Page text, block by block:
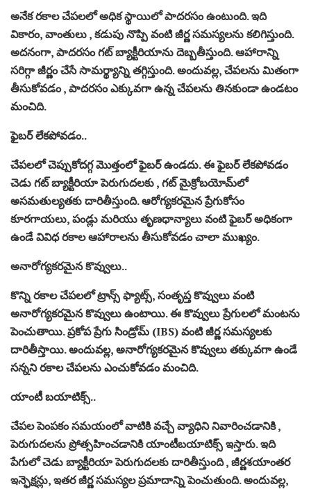
అనేక రకాల చేపలలో అధిక స్థాయిలో పాదరసం ఉంటుంది. ఇది
వికారం, వాంతులు , కడుపు నొప్పి వంటి జీర్ణ సమస్యలను కలిగిస్తుంది.
అదనంగా, పాదరసం గట్ బ్యాక్టీరియాను దెబ్బతీస్తుంది. ఆహారాన్ని
సరిగ్గా జీర్ణం చేసే సామర్థ్యాన్ని తగ్గిస్తుంది. అందువల్ల, చేపలను మితంగా
తీసుకోవడం , పాదరసం ఎక్కువగా ఉన్న చేపలను తినకుండా ఉండటం
మంచిది.
ఫైబర్ లేకపోవడం..
చేపలలో చెప్పుకోదగ్గ మొత్తంలో ఫైబర్ ఉండదు. ఈ ఫైబర్ లేకపోవడం
చెడు గట్ బ్యాక్టీరియా పెరుగుదలకు , గట్ మైక్రోబయోమ్‌లో
అసమతుల్యతకు దారితీస్తుంది. ఆరోగ్యకరమైన ప్రేగుకోసం
కూరగాయలు, పండ్లు మరియు తృణధాన్యాలు వంటి ఫైబర్ అధికంగా
ఉండే వివిధ రకాల ఆహారాలను తీసుకోవడం చాలా ముఖ్యం.
అనారోగ్యకరమైన కొవ్వులు..
కొన్ని రకాల చేపలలో ట్రాన్స్ ఫ్యాట్స్, సంతృప్త కొవ్వులు వంటి
అనారోగ్యకరమైన కొవ్వులు ఉంటాయి. ఈ కొవ్వులు ప్రేగులలో మంటను
పెంచుతాయి. ప్రకోప ప్రేగు సిండ్రోమ్ (IBS) వంటి జీర్ణ సమస్యలకు
దారితీస్తాయి. అందువల్ల, అనారోగ్యకరమైన కొవ్వులు తక్కువగా ఉండే
సన్నని రకాల చేపలను ఎంచుకోవడం మంచిది.
యాంటీ బయాటిక్స్..
చేపల పెంపకం సమయంలో వాటికి వచ్చే వ్యాధిని నివారించడానికి ,
పెరుగుదలను ప్రోత్సహించడానికి యాంటీబయాటిక్స్ ఇస్తారు. ఇది
పేగులో చెడు బ్యాక్టీరియా పెరుగుదలకు దారితీస్తుంది , జీర్ణశయాంతర
ఇన్ఫెక్షన్లు, ఇతర జీర్ణ సమస్యల ప్రమాదాన్ని పెంచుతుంది. అందువల్ల,